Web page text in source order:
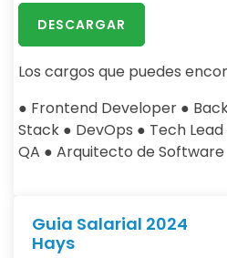
DESCARGAR
Los cargos que puedes
● Frontend Developer ●
Stack ● DevOps ● Tech
QA ● Arquitecto de Software
Guia Salarial 2024
Hays